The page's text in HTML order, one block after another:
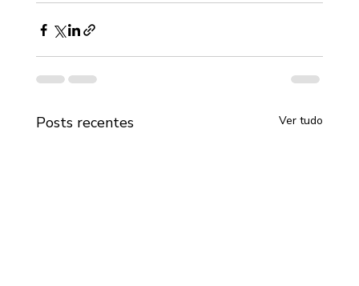
Posts recentes Ver tudo